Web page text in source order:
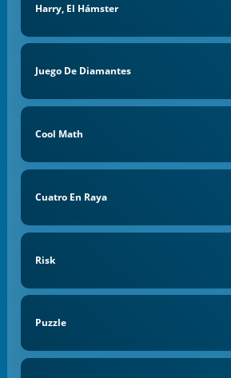
Harry, El Hámster
Juego De Diamantes
Cool Math
Cuatro En Raya
Risk
Puzzle